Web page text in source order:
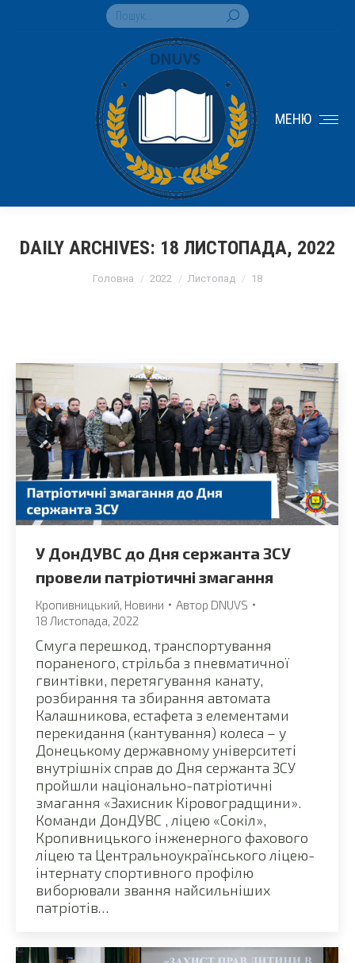
Search:
МЕНЮ
DAILY ARCHIVES: 18 ЛИСТОПАДА, 2022
Головна 2022 Листопад 18
У ДонДУВС до Дня сержанта ЗСУ
провели патріотичні змагання
Кропивницький Новини Автор DNUVS
18 Листопада, 2022
Смуга перешкод, транспортування
пораненого, стрільба з пневматичної
гвинтівки, перетягування канату,
розбирання та збирання автомата
Калашникова, естафета з елементами
перекидання (кантування) колеса – у
Донецькому державному університеті
внутрішніх справ до Дня сержанта ЗСУ
пройшли національно-патріотичні
змагання «Захисник Кіровоградщини».
Команди ДонДУВС , ліцею «Сокіл»,
Кропивницького інженерного фахового
ліцею та Центральноукраїнського ліцею-
інтернату спортивного профілю
виборювали звання найсильніших
патріотів…